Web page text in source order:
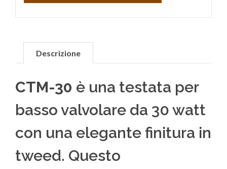
Descrizione
CTM-30 è una testata per
basso valvolare da 30 watt
con una elegante finitura in
tweed. Questo